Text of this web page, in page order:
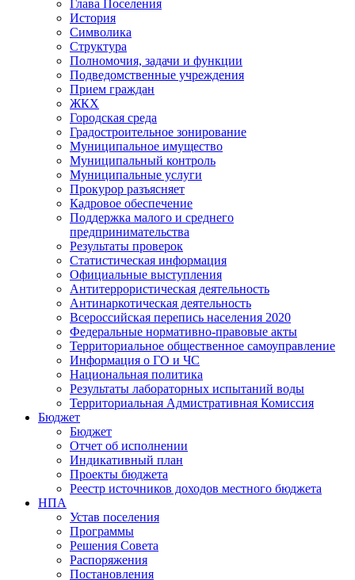
Глава Поселения
История
Символика
Структура
Полномочия, задачи и функции
Подведомственные учреждения
Прием граждан
ЖКХ
Городская среда
Градостроительное зонирование
Муниципальное имущество
Муниципальный контроль
Муниципальные услуги
Прокурор разъясняет
Кадровое обеспечение
Поддержка малого и среднего
предпринимательства
Результаты проверок
Статистическая информация
Официальные выступления
Антитеррористическая деятельность
Антинаркотическая деятельность
Всероссийская перепись населения 2020
Федеральные нормативно-правовые акты
Территориальное общественное самоуправление
Информация о ГО и ЧС
Национальная политика
Результаты лабораторных испытаний воды
Территориальная Адмистративная Комиссия
Бюджет
Бюджет
Отчет об исполнении
Индикативный план
Проекты бюджета
Реестр источников доходов местного бюджета
НПА
Устав поселения
Программы
Решения Совета
Распоряжения
Постановления